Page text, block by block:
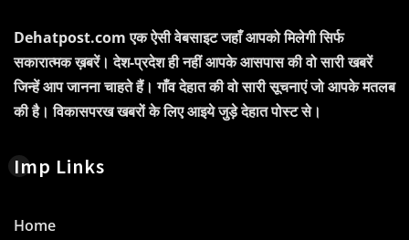
Dehatpost.com एक ऐसी वेबसाइट जहाँ आपको मिलेगी सिर्फ
सकारात्मक ख़बरें। देश-प्रदेश ही नहीं आपके आसपास की वो सारी खबरें
जिन्हें आप जानना चाहते हैं। गाँव देहात की वो सारी सूचनाएं जो आपके मतलब
की है। विकासपरख खबरों के लिए आइये जुड़े देहात पोस्ट से।
Imp Links
Home